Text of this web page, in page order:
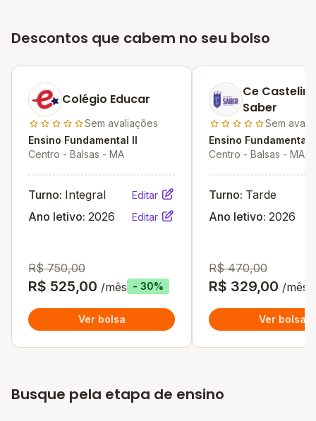
Descontos que cabem no seu bolso
Colégio Educar
Sem avaliações
Ensino Fundamental II
Centro - Balsas - MA
Turno: Integral Editar
Ano letivo: 2026 Editar
R$ 750,00
R$ 525,00 /mês - 30%
Ver bolsa
Ce
Saber
Sem
Ensino Fundamental
Centro - Balsas - MA
Turno: Tarde
Ano letivo: 2026
R$ 470,00
R$ 329,00 /mês
Ver bolsa
Busque pela etapa de ensino